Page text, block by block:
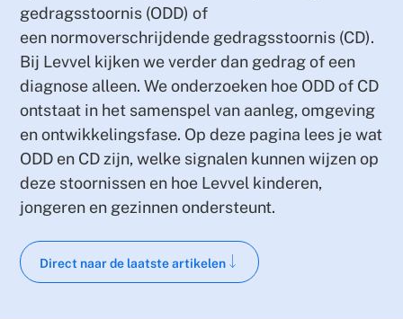
gedragsstoornis (ODD) of
een normoverschrijdende gedragsstoornis (CD).
Bij Levvel kijken we verder dan gedrag of een
diagnose alleen. We onderzoeken hoe ODD of CD
ontstaat in het samenspel van aanleg, omgeving
en ontwikkelingsfase. Op deze pagina lees je wat
ODD en CD zijn, welke signalen kunnen wijzen op
deze stoornissen en hoe Levvel kinderen,
jongeren en gezinnen ondersteunt.
Direct naar de laatste artikelen
Scroll naar hoofdtekst